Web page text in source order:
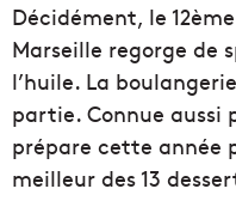
Décidément, le
Marseille regorge de
l’huile. La
partie. Connue aussi
prépare cette année
meilleur des 13